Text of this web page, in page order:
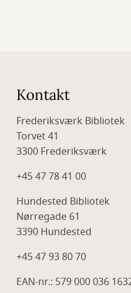
Kontakt
Frederiksværk Bibliotek
Torvet 41
3300 Frederiksværk
+45 47 78 41 00
Hundested Bibliotek
Nørregade 61
3390 Hundested
+45 47 93 80 70
EAN-nr.: 579 000 036